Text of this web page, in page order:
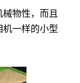
械物性，而且
一样的小型